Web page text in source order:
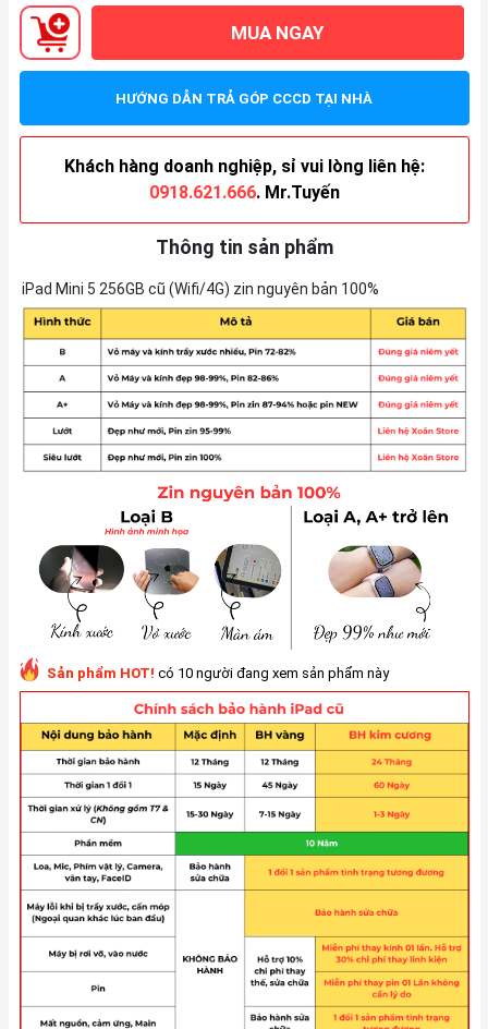
MUA NGAY
HƯỚNG DẪN TRẢ GÓP CCCD TẠI NHÀ
Khách hàng doanh nghiệp, sỉ vui lòng liên hệ:
0918.621.666. Mr.Tuyến
Thông tin sản phẩm
iPad Mini 5 256GB cũ (Wifi/4G) zin nguyên bản 100%
Sản phẩm HOT! có 10 người đang xem sản phẩm này